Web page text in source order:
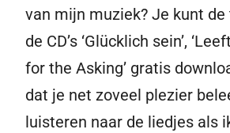
van mijn muziek? Je kunt
de CD’s ‘Glücklich sein’,
for the Asking’ gratis
dat je net zoveel plezier
luisteren naar de liedjes als